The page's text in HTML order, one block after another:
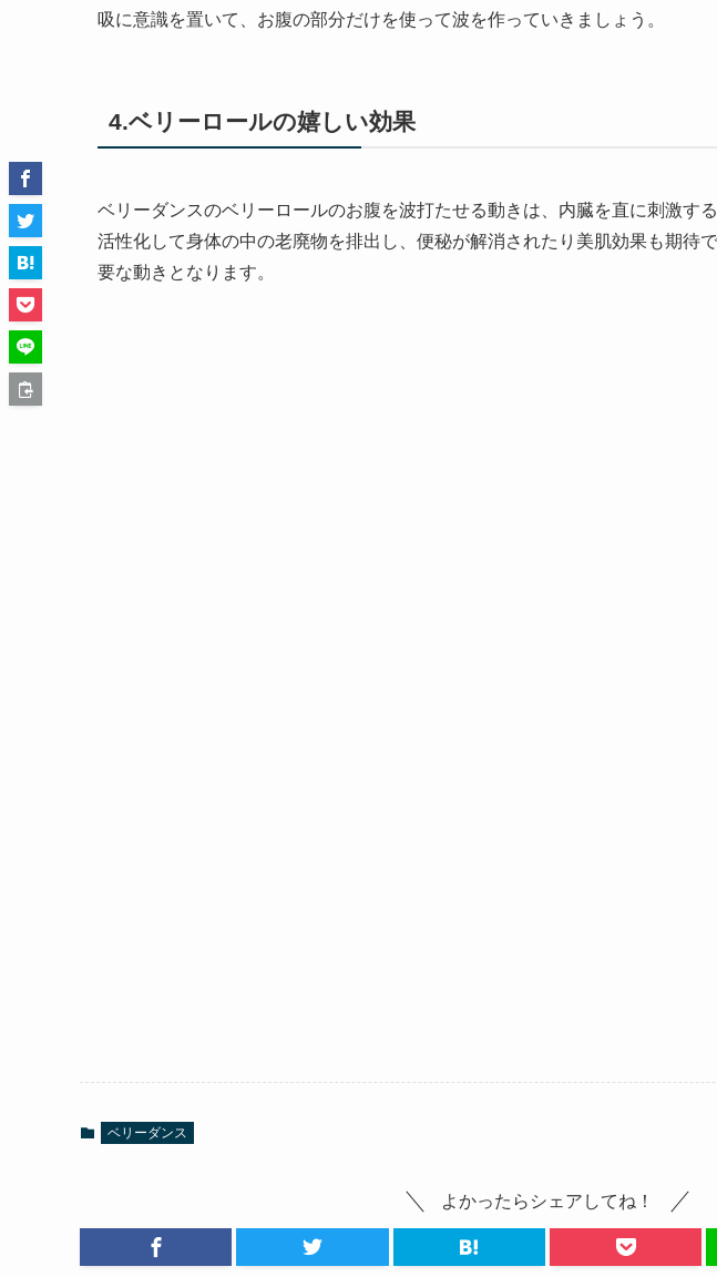
吸に意識を置いて、お腹の部分だけを使って波を作っていきましょう。
4.ベリーロールの嬉しい効果
ベリーダンスのベリーロールのお腹を波打たせる動きは、内臓を直に刺激す
活性化して身体の中の老廃物を排出し、便秘が解消されたり美肌効果も期待
要な動きとなります。
ベリーダンス
よかったらシェアしてね！